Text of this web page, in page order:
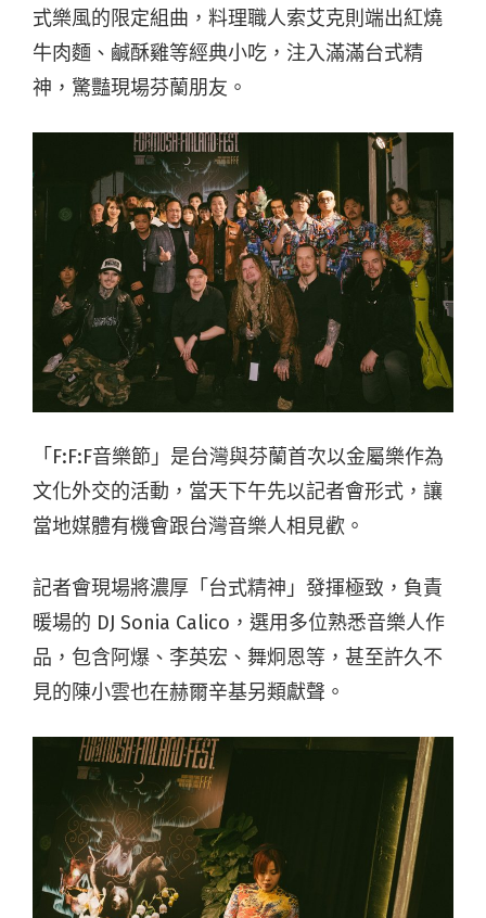
式樂風的限定組曲，料理職人索艾克則端出紅燒
牛肉麵、鹹酥雞等經典小吃，注入滿滿台式精
神，驚豔現場芬蘭朋友。
「F:F:F音樂節」是台灣與芬蘭首次以金屬樂作為
文化外交的活動，當天下午先以記者會形式，讓
當地媒體有機會跟台灣音樂人相見歡。
記者會現場將濃厚「台式精神」發揮極致，負責
暖場的 DJ Sonia Calico，選用多位熟悉音樂人作
品，包含阿爆、李英宏、舞炯恩等，甚至許久不
見的陳小雲也在赫爾辛基另類獻聲。